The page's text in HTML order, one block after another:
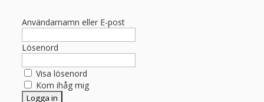
Användarnamn eller E-post
Lösenord
Visa lösenord
Kom ihåg mig